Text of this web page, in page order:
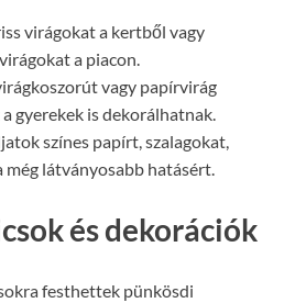
virágokat a kertből vagy
a piacon.
vagy papírvirág
gyerekek is dekorálhatnak.
színes papírt, szalagokat,
még látványosabb hatásért.
és dekorációk
festhettek pünkösdi